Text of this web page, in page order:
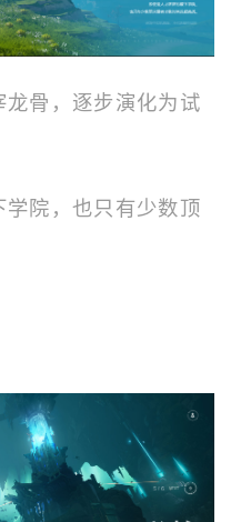
骨，逐步演化为试
院，也只有少数顶